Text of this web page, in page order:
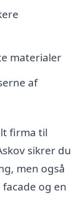
materialer
af
firma til
sikrer du
men også
og en